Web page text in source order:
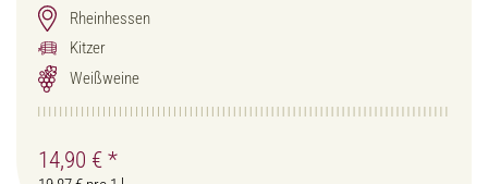
Rheinhessen
Kitzer
Weißweine
14,90 € *